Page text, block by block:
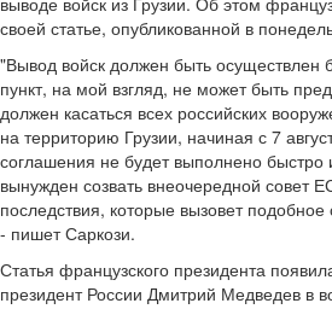
своей статье, опубликованной в
"Вывод войск должен быть осуществлен
пункт, на мой взгляд, не может быть
должен касаться всех российских
на территорию Грузии, начиная с 7
соглашения не будет выполнено
вынужден созвать внеочередной совет
последствия, которые вызовет подобное
- пишет Саркози.
Статья французского президента
президент России Дмитрий Медведев в